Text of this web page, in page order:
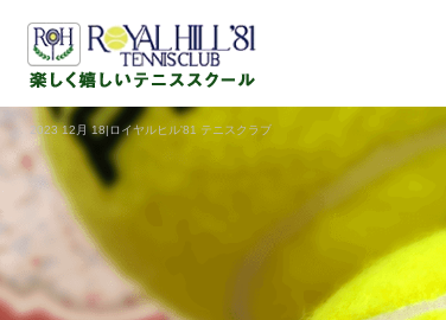
2023 12月 18|ロイヤルヒル'81 テニスクラブ